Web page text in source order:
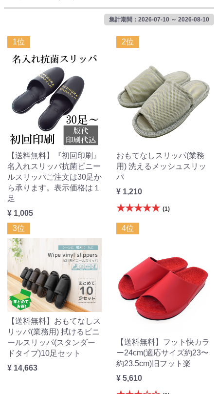
集計期間：2026-07-10 ～ 2026-08-10
1位
【送料無料】『初回印刷』
名入れスリッパ抗菌ビニー
ルスリッパご注文は30足か
ら承ります。表示価格は１
足
¥ 1,005
2位
おもてなしスリッパ(業務
用) 洗えるメッシュスリッ
パ
¥ 1,210
★★★★★ (1)
3位
【送料無料】おもてなしス
リッパ(業務用) 拭けるビニ
ールスリッパ(スタンダー
ドタイプ)10足セット
¥ 14,663
4位
【送料無料】フット快カラ
ー24cm(適応サイズ約23〜
約23.5cm)旧フット楽
¥ 5,610